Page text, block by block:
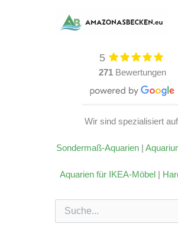
5
271 Bewertungen
Wir sind spezialisiert
Sondermaß-Aquarien|
Aquarien für IKEA-Möbel |
Suchen
nach: